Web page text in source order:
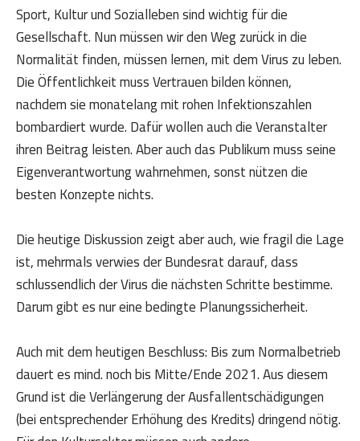
Sport, Kultur und Sozialleben sind wichtig für die
Gesellschaft. Nun müssen wir den Weg zurück in die
Normalität finden, müssen lernen, mit dem Virus zu leben.
Die Öffentlichkeit muss Vertrauen bilden können,
nachdem sie monatelang mit rohen Infektionszahlen
bombardiert wurde. Dafür wollen auch die Veranstalter
ihren Beitrag leisten. Aber auch das Publikum muss seine
Eigenverantwortung wahrnehmen, sonst nützen die
besten Konzepte nichts.
Die heutige Diskussion zeigt aber auch, wie fragil die Lage
ist, mehrmals verwies der Bundesrat darauf, dass
schlussendlich der Virus die nächsten Schritte bestimme.
Darum gibt es nur eine bedingte Planungssicherheit.
Auch mit dem heutigen Beschluss: Bis zum Normalbetrieb
dauert es mind. noch bis Mitte/Ende 2021. Aus diesem
Grund ist die Verlängerung der Ausfallentschädigungen
(bei entsprechender Erhöhung des Kredits) dringend nötig.